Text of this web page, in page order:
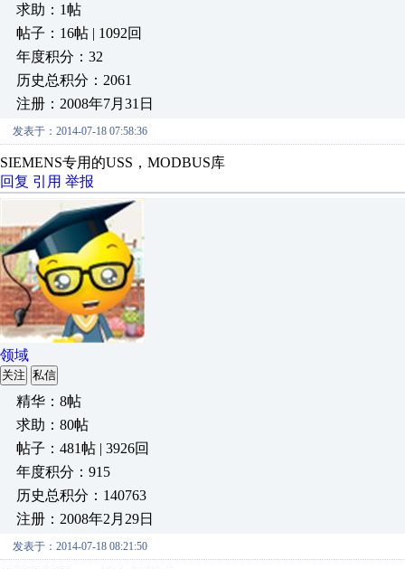
求助：1帖
帖子：16帖 | 1092回
年度积分：32
历史总积分：2061
注册：2008年7月31日
发表于：2014-07-18 07:58:36
SIEMENS专用的USS，MODBUS库
回复 引用 举报
领域
关注 私信
精华：8帖
求助：80帖
帖子：481帖 | 3926回
年度积分：915
历史总积分：140763
注册：2008年2月29日
发表于：2014-07-18 08:21:50